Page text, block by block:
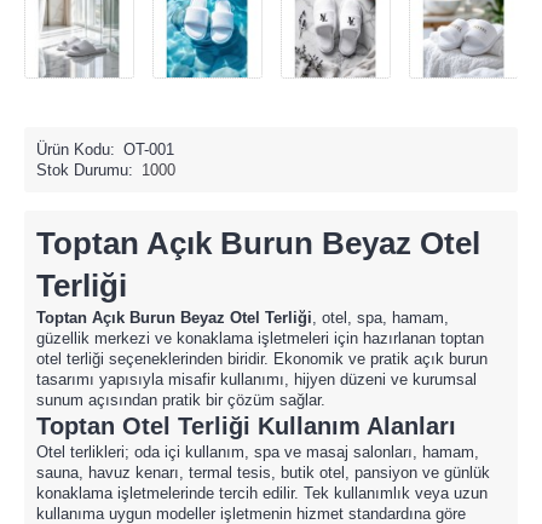
Ürün Kodu: OT-001
Stok Durumu: 1000
Toptan Açık Burun Beyaz Otel
Terliği
Toptan Açık Burun Beyaz Otel Terliği, otel, spa, hamam,
güzellik merkezi ve konaklama işletmeleri için hazırlanan toptan
otel terliği seçeneklerinden biridir. Ekonomik ve pratik açık burun
tasarımı yapısıyla misafir kullanımı, hijyen düzeni ve kurumsal
sunum açısından pratik bir çözüm sağlar.
Toptan Otel Terliği Kullanım Alanları
Otel terlikleri; oda içi kullanım, spa ve masaj salonları, hamam,
sauna, havuz kenarı, termal tesis, butik otel, pansiyon ve günlük
konaklama işletmelerinde tercih edilir. Tek kullanımlık veya uzun
kullanıma uygun modeller işletmenin hizmet standardına göre